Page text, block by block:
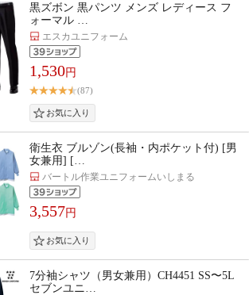
黒ズボン 黒パンツ メンズ レディース フ
ォーマル …
エスカユニフォーム
1,530円
(87)
衛生衣 ブルゾン(長袖・内ポケット付) [男
女兼用] […
バートル作業ユニフォームいしまる
3,557円
7分袖シャツ（男女兼用）CH4451 SS〜5L
セブンユニ…